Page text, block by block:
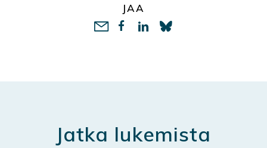
JAA
LinkedIn
Jatka lukemista